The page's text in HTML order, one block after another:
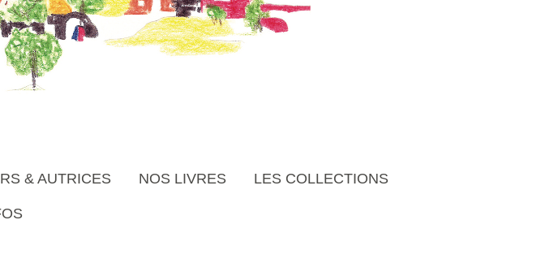
& AUTRICES NOS LIVRES LES COLLECTIONS